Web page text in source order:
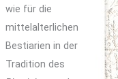
wie für die
mittelalterlichen
Bestiarien in der
Tradition des